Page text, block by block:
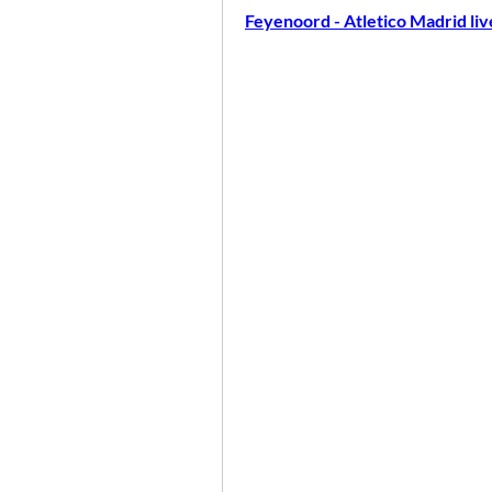
Feyenoord - Atletico Madrid